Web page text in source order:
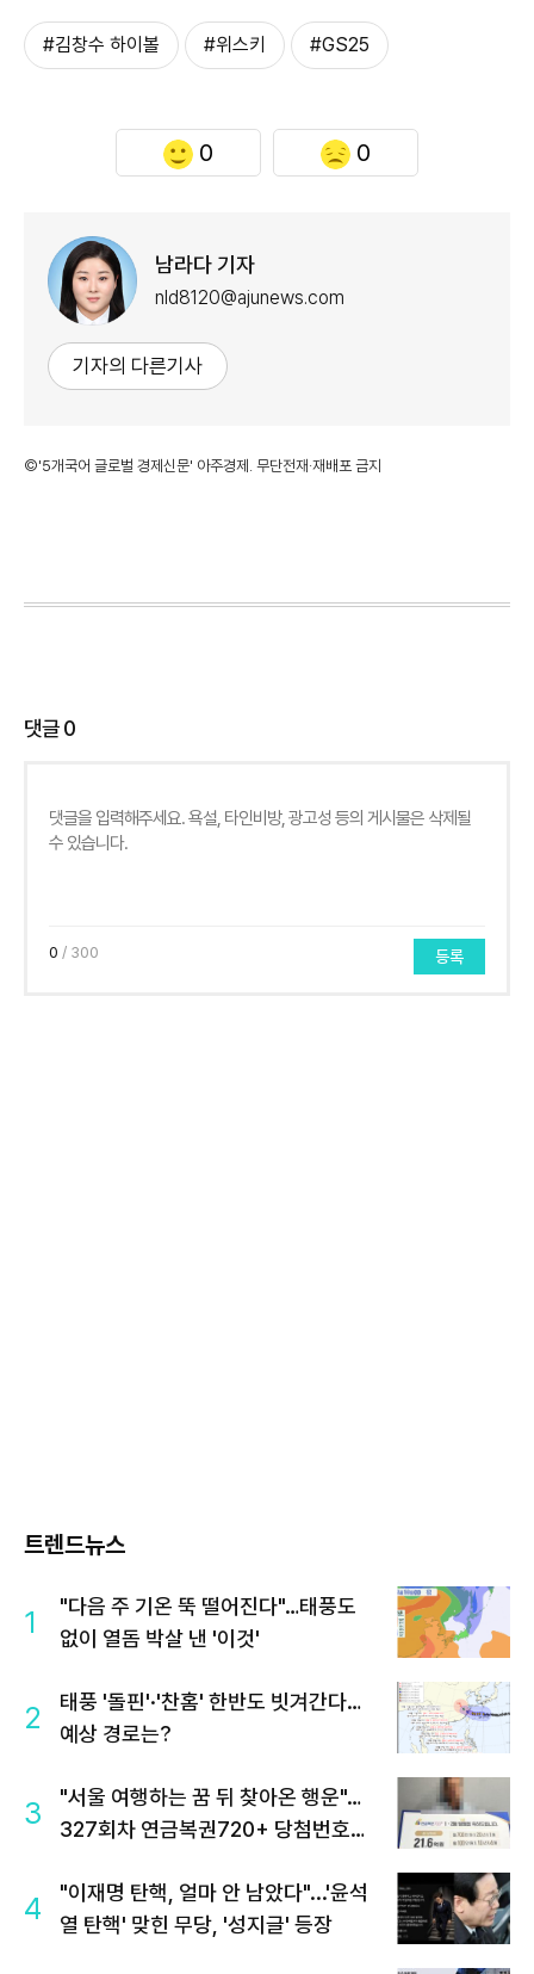
#김창수 하이볼 #위스키 #GS25
0 0
남라다 기자
nld8120@ajunews.com
기자의 다른기사
©'5개국어 글로벌 경제신문' 아주경제. 무단전재·재배포 금지
댓글0
0 / 300 등록
트렌드뉴스
1
"다음 주 기온 뚝 떨어진다"…태풍도
없이 열돔 박살 낸 '이것'
2
태풍 '돌핀'·'찬홈' 한반도 빗겨간다…
예상 경로는?
3
"서울 여행하는 꿈 뒤 찾아온 행운"…
327회차 연금복권720+ 당첨번호조
4
"이재명 탄핵, 얼마 안 남았다"...'윤석
열 탄핵' 맞힌 무당, '성지글' 등장